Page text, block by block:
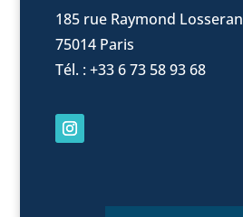
185 rue Raymond
75014 Paris
Tél. : +33 6 73 58 93 68